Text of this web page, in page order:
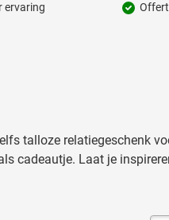
ervaring
talloze relatiegeschenk
cadeautje. Laat je